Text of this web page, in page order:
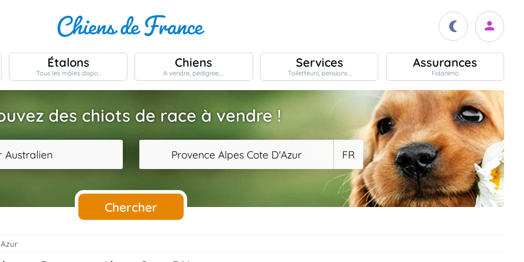
Étalons
Tous les mâles dispo..
Chiens
A vendre, pedigree, ..
Services
Toiletteurs, pensions ..
Assurances
Fidanimo
des chiots de race à vendre !
Australien Provence Alpes Cote D'Azur FR
Chercher